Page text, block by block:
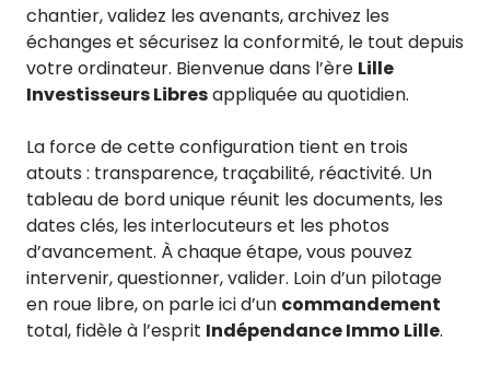
chantier, validez les avenants, archivez les
échanges et sécurisez la conformité, le tout depuis
votre ordinateur. Bienvenue dans l’ère Lille
Investisseurs Libresappliquée au quotidien.
La force de cette configuration tient en trois
atouts : transparence, traçabilité, réactivité. Un
tableau de bord unique réunit les documents, les
dates clés, les interlocuteurs et les photos
d’avancement. À chaque étape, vous pouvez
intervenir, questionner, valider. Loin d’un pilotage
en roue libre, on parle ici d’un commandement
total, fidèle à l’esprit Indépendance Immo Lille.